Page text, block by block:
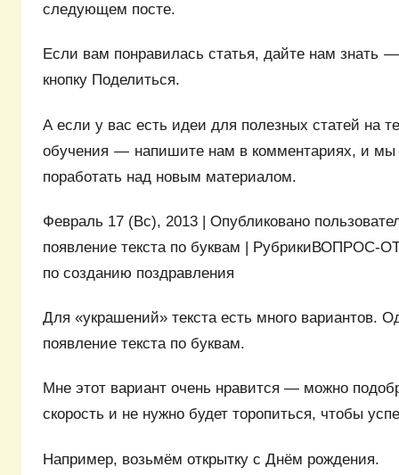
следующем посте.
Если вам понравилась статья, дайте нам знать
кнопку Поделиться.
А если у вас есть идеи для полезных статей на
обучения — напишите нам в комментариях, и
поработать над новым материалом.
Февраль 17 (Вс), 2013 | Опубликовано
появление текста по буквам | РубрикиВОПРОС-
по созданию поздравления
Для «украшений» текста есть много вариантов.
появление текста по буквам.
Мне этот вариант очень нравится — можно
скорость и не нужно будет торопиться, чтобы
Например, возьмём открытку с Днём рождения.